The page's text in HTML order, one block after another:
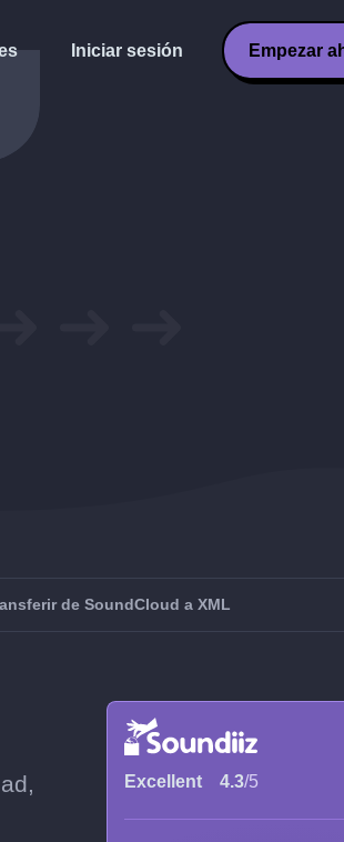
Iniciar sesión Empezar
de SoundCloud a XML
Excellent 4.3/5